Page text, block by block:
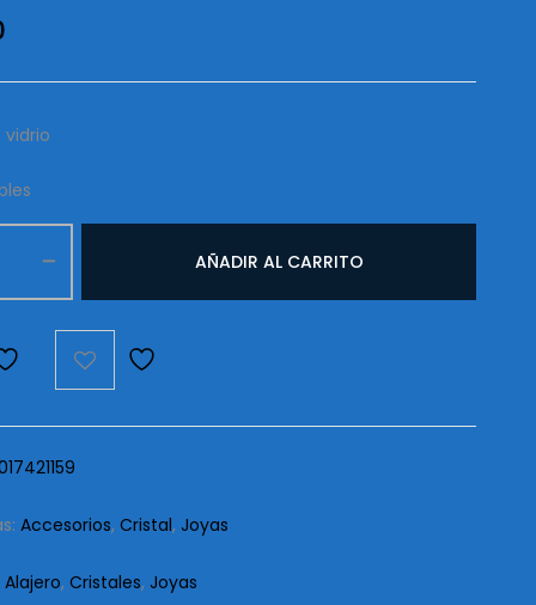
vidrio
AÑADIR AL CARRITO
Accesorios,Cristal,Joyas
Alajero,Cristales,Joyas